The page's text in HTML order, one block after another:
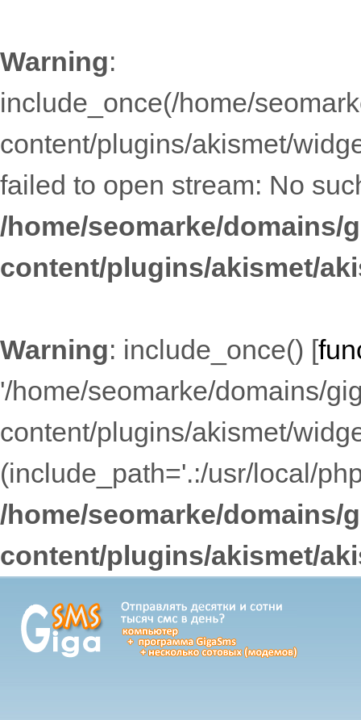
Warning:
include_once(/home/
content/plugins/akismet/
failed to open stream: No
/home/seomarke/domains/
content/plugins/akismet/
Warning: include_once() [
'/home/seomarke/domains/
content/plugins/akismet/
(include_path='.:/usr/local/
/home/seomarke/domains/
content/plugins/akismet/